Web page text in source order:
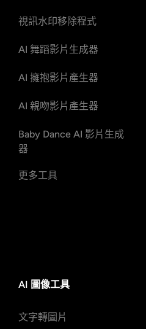
視訊水印移除程式
AI 舞蹈影片生成器
AI 擁抱影片產生器
AI 親吻影片產生器
Baby Dance AI 影片生成
器
更多工具
AI 圖像工具
文字轉圖片